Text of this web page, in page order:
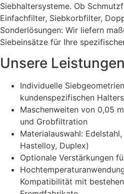
Siebhaltersysteme. Ob
Einfachfilter, Siebkorbfilter,
Sonderlösungen: Wir liefern
Siebeinsätze für Ihre
Unsere
Individuelle
kundenspezifischen
Maschenweiten von 0,05
und Grobfiltration
Materialauswahl:
Hastelloy, Duplex)
Optionale Verstärkungen
Kompatibilität mit